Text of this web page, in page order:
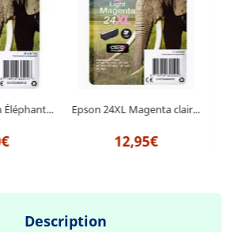
Éléphant... Epson 24XL Magenta clair...
12,95€
Description